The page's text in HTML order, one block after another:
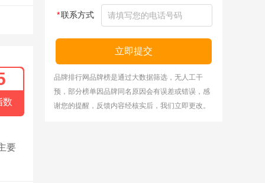
数
要
*联系方式
立即提交
品牌排行网品牌榜是通过大数据筛选，无人工干
预，部分榜单因品牌同名原因会有误差或错误，感
谢您的提醒，反馈内容经核实后，我们立即更改。